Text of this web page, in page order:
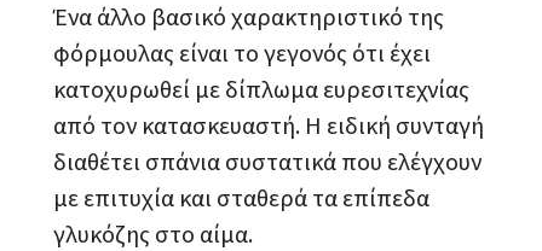
Ένα άλλο βασικό χαρακτηριστικό της
φόρμουλας είναι το γεγονός ότι έχει
κατοχυρωθεί με δίπλωμα ευρεσιτεχνίας
από τον κατασκευαστή. Η ειδική συνταγή
διαθέτει σπάνια συστατικά που ελέγχουν
με επιτυχία και σταθερά τα επίπεδα
γλυκόζης στο αίμα.